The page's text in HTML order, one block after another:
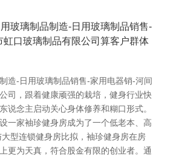
玻璃制品制造-日用玻璃制品销售-
虹口玻璃制品有限公司算客户群体
造-日用玻璃制品销售-家用电器销-河间
司，跟着健康顽强的栽培，健身行业快
说念主启动关心身体修养和糊口形式。
一家袖珍健身房成为了一个低老本、高
型连锁健身房比拟，袖珍健身房在房
更为天真，符合股金有限的创业者。通